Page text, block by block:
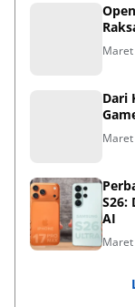
Dari
S26:
AI